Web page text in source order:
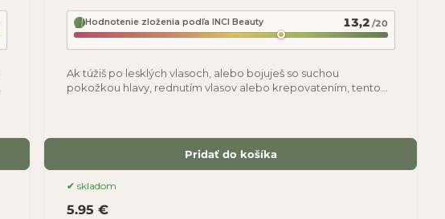
Hodnotenie zloženia podľa INCI Beauty 13,2 /20
Ak túžiš po lesklých vlasoch, alebo bojuješ so suchou
pokožkou hlavy, rednutím vlasov alebo krepovatením, tento
skladom
5.95 €
Pridať do košíka